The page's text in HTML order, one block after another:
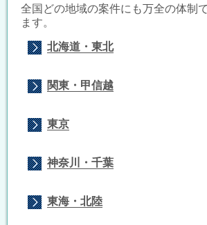
全国どの地域の案件にも万全の体制
ます。
北海道・東北
関東・甲信越
東京
神奈川・千葉
東海・北陸